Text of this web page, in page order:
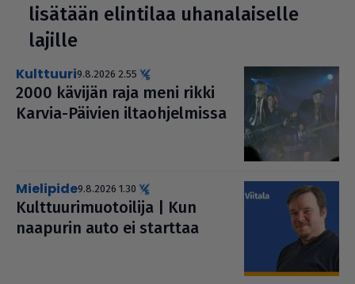
lisätään elintilaa uha­na­lai­selle
lajille
kulttuuri9.8.2026 2.55
2000 kävijän raja meni rikki
Karvia-Päivien ilta­oh­jel­missa
mielipide9.8.2026 1.30
Kult­tuu­ri­muo­toi­lija | Kun
naapurin auto ei starttaa